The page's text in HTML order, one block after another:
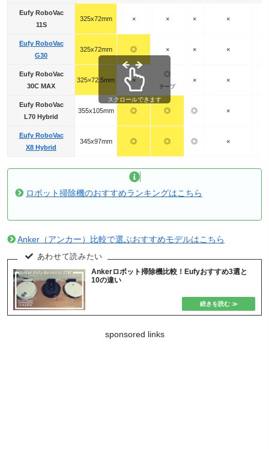
Eufy RoboVac
11S
325x72mm × × × ×
Eufy RoboVac
G30
325x72mm ◎ × × ×
Eufy RoboVac
30C MAX
325×72.5mm ×
◎
テープ
× ×
Eufy RoboVac
L70 Hybrid
355x105mm ◎ ◎ ◎ ×
Eufy RoboVac
X8 Hybrid
345x97mm ◎ ◎ ◎ ×
スクロールできます
ロボット掃除機のおすすめランキングはこちら
Anker（アンカー）比較で選ぶおすすめモデルはこちら
Ankerロボット掃除機比較！Eufyおすすめ3選と
10の違い
sponsored links